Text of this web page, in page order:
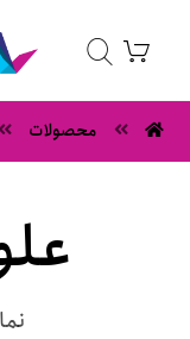
محصولات
نمایش